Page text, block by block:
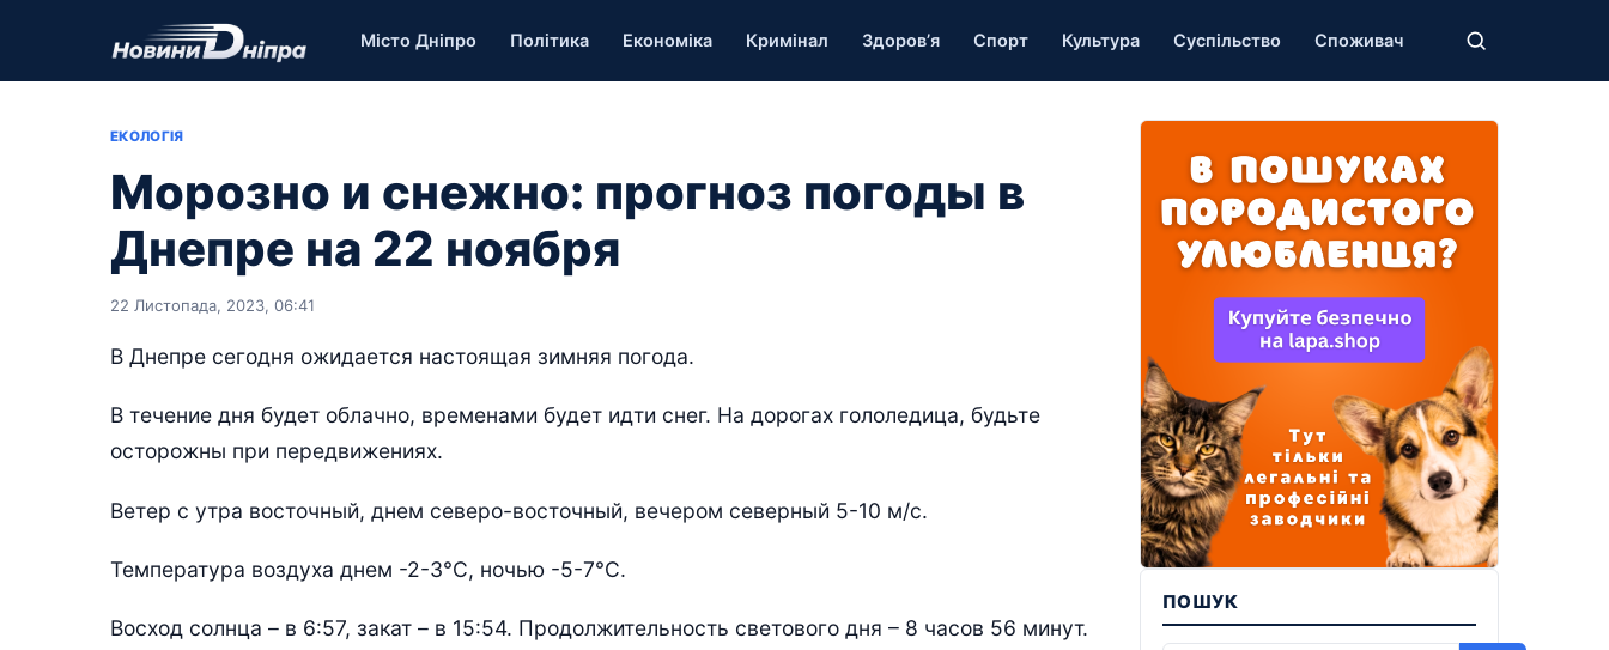
Місто Дніпро Політика Економіка Кримінал Здоров’я Спорт Культура Суспільство Споживач
ЕКОЛОГІЯ
Морозно и снежно: прогноз погоды в
Днепре на 22 ноября
22 Листопада, 2023, 06:41
В Днепре сегодня ожидается настоящая зимняя погода.
В течение дня будет облачно, временами будет идти снег. На дорогах гололедица, будьте
осторожны при передвижениях.
Ветер с утра восточный, днем северо-восточный, вечером северный 5-10 м/с.
Температура воздуха днем -2-3°С, ночью -5-7°С.
Восход солнца – в 6:57, закат – в 15:54. Продолжительность светового дня – 8 часов 56 минут.
ПОШУК